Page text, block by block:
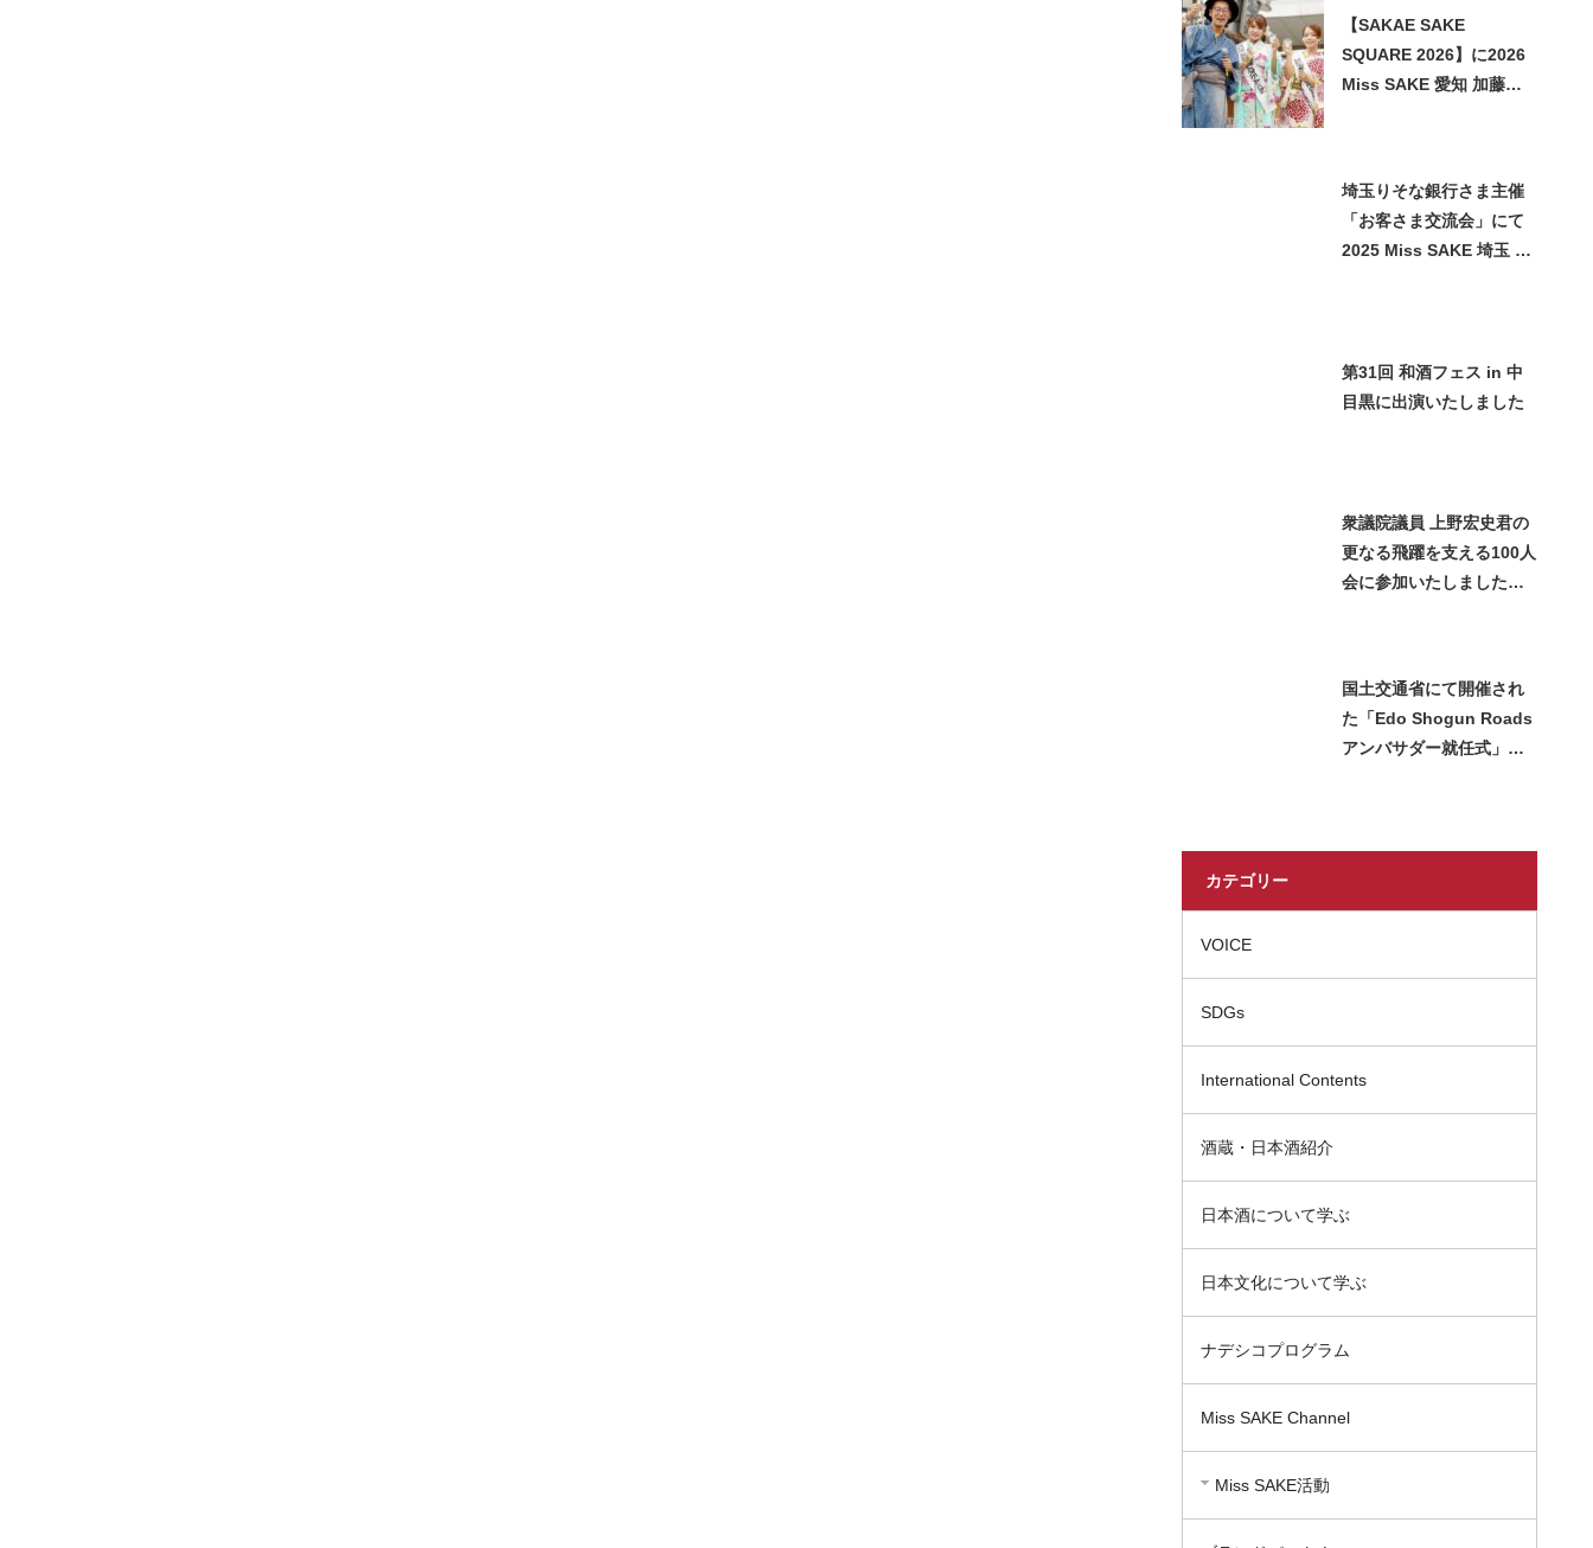
【SAKAE SAKE
SQUARE 2026】に2026
Miss SAKE 愛知 加藤七
埼玉りそな銀行さま主催
「お客さま交流会」にて
2025 Miss SAKE 埼玉 石
第31回 和酒フェス in 中
目黒に出演いたしました
衆議院議員 上野宏史君の
更なる飛躍を支える100人
会に参加いたしました＿
国土交通省にて開催され
た「Edo Shogun Roads
アンバサダー就任式」に
カテゴリー
VOICE
SDGs
International Contents
酒蔵・日本酒紹介
日本酒について学ぶ
日本文化について学ぶ
ナデシコプログラム
Miss SAKE Channel
Miss SAKE活動